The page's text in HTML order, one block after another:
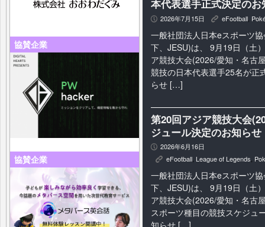
協賛企業
協賛企業
本代表選手正式決定のお
P 2026年7月15日 K eFootball
一般社団法人日本eスポーツ
下、JESU)は、 9月19日（土
ア競技大会(2026/愛知・名古
競技の日本代表選手25名が正
らせ […]
第20回アジア競技大会
ジュール決定のお知らせ
P 2026年6月16日
K eFootball, League of Legends,
一般社団法人日本eスポーツ
下、JESU)は、 9月19日（土
ア競技大会(2026/愛知・名古
スポーツ種目の競技スケジュ